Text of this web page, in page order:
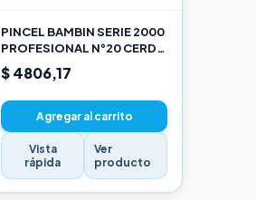
PINCEL BAMBIN SERIE 2000
PROFESIONAL N°20 CERDA
CHINA BLANCA
$ 4806,17
Agregar al carrito
Vista
rápida
Ver
producto